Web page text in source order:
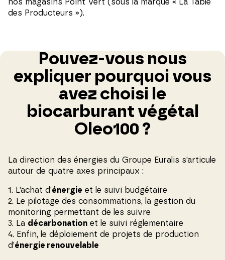
nos magasins Point Vert (sous la marque « La Table
des Producteurs »).
Pouvez-vous nous
expliquer pourquoi vous
avez choisi le
biocarburant végétal
Oleo100 ?
La direction des énergies du Groupe Euralis s’articule
autour de quatre axes principaux :
1. L’achat d’énergie et le suivi budgétaire
2. Le pilotage des consommations, la gestion du
monitoring permettant de les suivre
3. La décarbonation et le suivi réglementaire
4. Enfin, le déploiement de projets de production
d’énergie renouvelable